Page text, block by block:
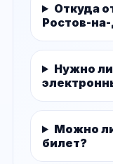
Откуда
Ростов-
Нужно
Можно
билет?